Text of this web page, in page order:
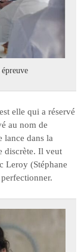
elle qui a réservé
au nom de
lance dans la
discrète. Il veut
Leroy (Stéphane